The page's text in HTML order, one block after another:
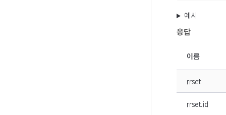
예시
응답
이름
rrset
rrset.id